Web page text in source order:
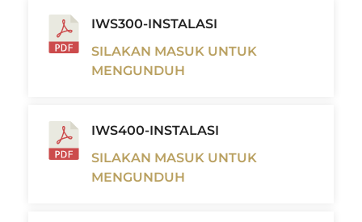
IWS300-INSTALASI
SILAKAN MASUK UNTUK
MENGUNDUH
IWS400-INSTALASI
SILAKAN MASUK UNTUK
MENGUNDUH